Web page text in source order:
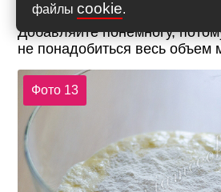
файлы cookie.
Теперь добавляем
Добавляйте понемногу,
не понадобиться весь объем
Фото 13